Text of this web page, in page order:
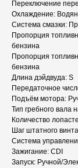
Переключение
Охлаждение:
Система смазки:
Пропорция
бензина
Пропорция
бензина
Длина дэйдвуда: S
Передаточное
Подъём мотора:
Тип гребного вала
Количество
Шаг штатного
Система
Зажигание: CDI
Запуск: Ручной/